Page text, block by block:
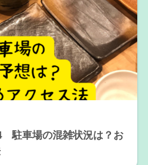
駐車場の混雑状況は？お